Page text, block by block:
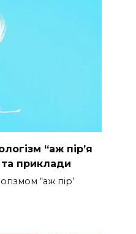
“аж пір’я
приклади
“аж пір’